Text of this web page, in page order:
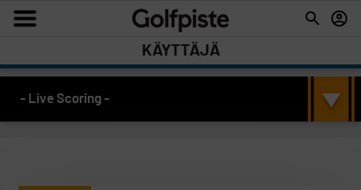
KÄYTTÄJÄ
- Live Scoring -